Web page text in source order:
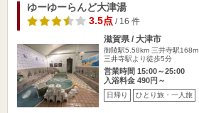
ゆーゆーらんど大津湯
3.5点/ 16 件
滋賀県 / 大津市
御陵駅5.58km 三井寺駅168m
三井寺駅より徒歩5分
営業時間 15:00～25:00
入浴料金 490円～
日帰り ひとり旅・一人旅